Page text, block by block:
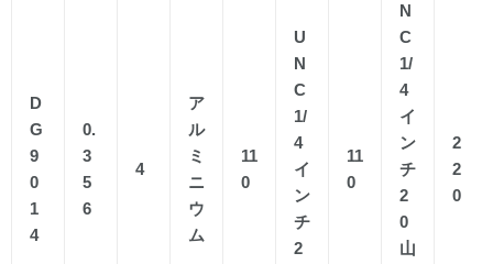
D
G
9
0
1
4
0.
3
5
6
4
ア
ル
ミ
ニ
ウ
ム
11
0
U
N
C
1/
4
イ
ン
チ
2
11
0
N
C
1/
4
イ
ン
チ
2
0
山
2
2
0